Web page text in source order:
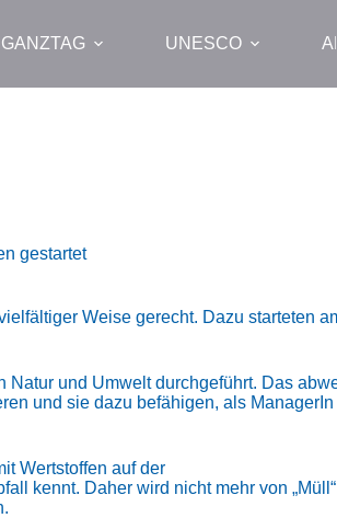
GANZTAG UNESCO
gestartet
Weise gerecht. Dazu starteten
und Umwelt durchgeführt. Das
und sie dazu befähigen, als
Wertstoffen auf der
kennt. Daher wird nicht mehr von